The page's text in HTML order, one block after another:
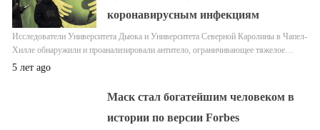
коронавирусным инфекциям
Исследователи Университета Дьюка и Университета Северной Каролины в Чапел-
Хилле обнаружили и проанализировали антитело, ограничивающее тяжелое…
5 лет ago
Маск стал богатейшим человеком в
истории по версии Forbes